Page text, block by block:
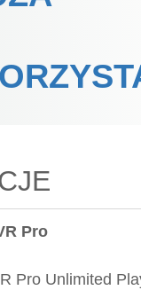
Pro
Pro Unlimited